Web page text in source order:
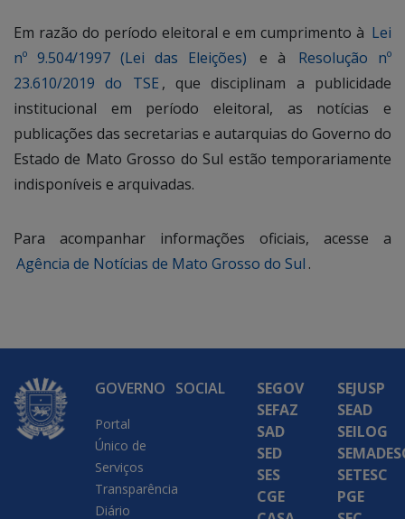
Em razão do período eleitoral e em cumprimento à Lei
nº 9.504/1997 (Lei das Eleições)
e à
Resolução nº
23.610/2019 do TSE , que disciplinam a publicidade
institucional em período eleitoral, as notícias e
publicações das secretarias e autarquias do Governo do
Estado de Mato Grosso do Sul estão temporariamente
indisponíveis e arquivadas.
Para acompanhar informações oficiais, acesse a
Agência de Notícias de Mato Grosso do Sul .
GOVERNO
Portal
Único de
Serviços
Transparência
Diário
SOCIAL
SEGOV
SEFAZ
SAD
SED
SES
CGE
SEJUSP
SEAD
SEILOG
SETESC
PGE